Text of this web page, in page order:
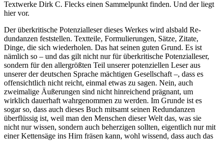
Textwerke Dirk C. Flecks einen Sammelpunkt finden. Und der liegt
hier vor.
Der überkritische Potenzialleser dieses Werkes wird alsbald Re­
dundanzen feststellen. Textteile, Formulierungen, Sätze, Zi­tate,
Dinge, die sich wiederholen. Das hat seinen guten Grund. Es ist
nämlich so – und das gilt nicht nur für überkritische Potenzialleser,
sondern für den allergrößten Teil unserer potenziellen Leser aus
unserer der deutschen Sprache mäch­tigen Gesellschaft –, dass es
offensichtlich nicht reicht, ein­mal etwas zu sagen. Nein, auch
zweimalige Äußerungen sind nicht hinreichend prägnant, um
wirklich dauerhaft wahr­genommen zu werden. Im Grunde ist es
sogar so, dass auch dieses Buch mitsamt seinen Redundanzen
überflüssig ist, weil man den Menschen dieser Welt das, was sie
nicht nur wis­sen, sondern auch beherzigen sollten, eigentlich nur mit
ei­ner Kettensäge ins Hirn fräsen kann, wohl wissend, dass auch das